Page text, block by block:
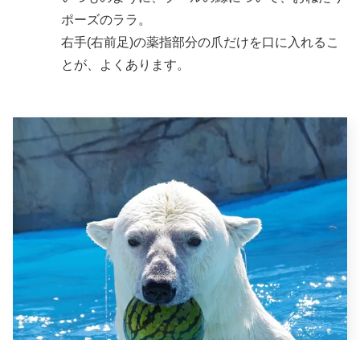
ポーズのララ。
右手(右前足)の薬指部分の爪だけを口に入れるこ
とが、よくあります。